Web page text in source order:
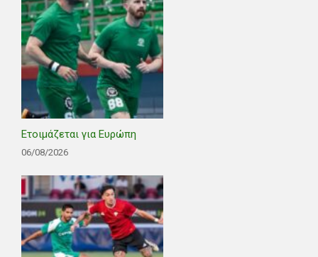
Ετοιμάζεται για Ευρώπη
06/08/2026